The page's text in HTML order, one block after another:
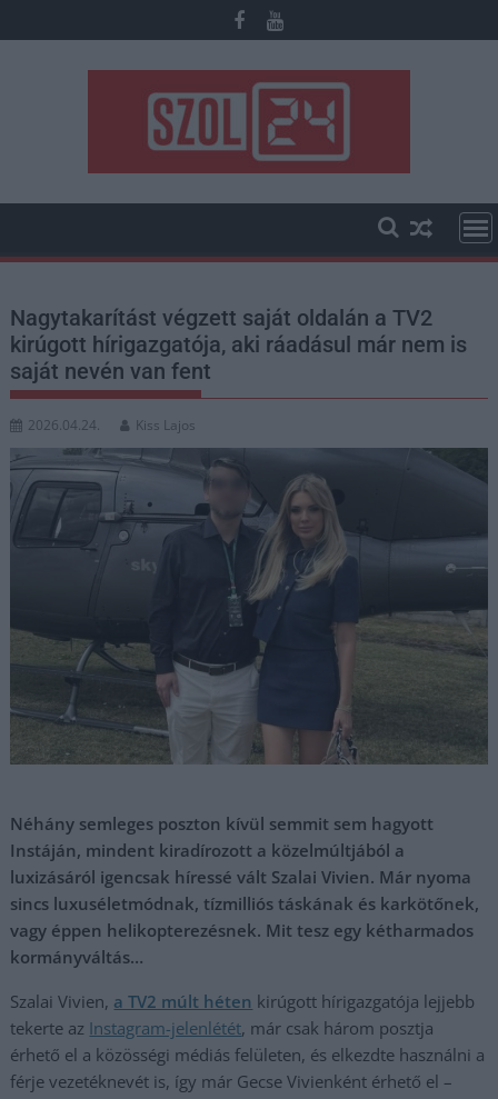
to
Nagytakarítást végzett saját oldalán a TV2
kirúgott hírigazgatója, aki ráadásul már nem is
saját nevén van fent
2026.04.24. Kiss Lajos
Néhány semleges poszton kívül semmit sem hagyott
Instáján, mindent kiradírozott a közelmúltjából a
luxizásáról igencsak híressé vált Szalai Vivien. Már nyoma
sincs luxuséletmódnak, tízmilliós táskának és karkötőnek,
vagy éppen helikopterezésnek. Mit tesz egy kétharmados
kormányváltás…
Szalai Vivien, a TV2 múlt héten kirúgott hírigazgatója lejjebb
tekerte az Instagram-jelenlétét, már csak három posztja
érhető el a közösségi médiás felületen, és elkezdte használni a
férje vezetéknevét is, így már Gecse Vivienként érhető el –